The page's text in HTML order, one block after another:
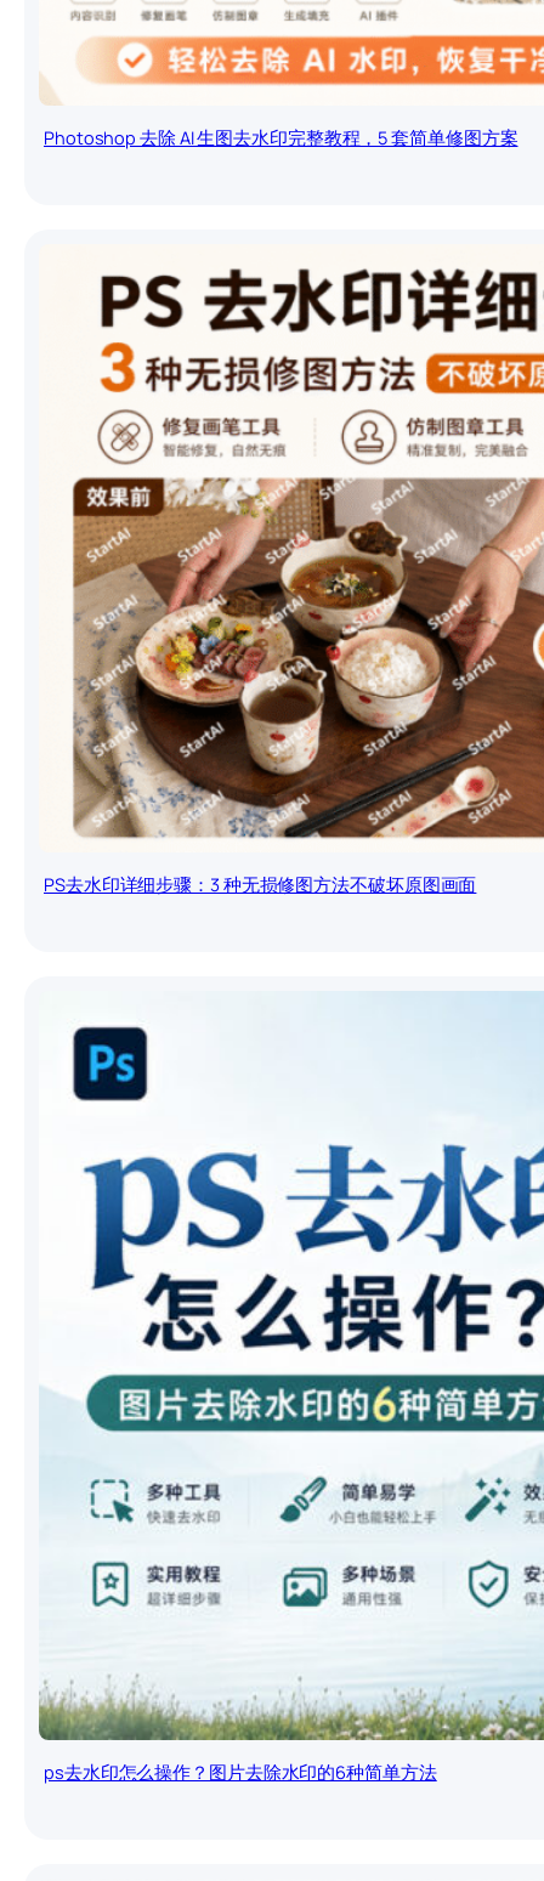
Photoshop 去除 AI 生图去水印完整教程，5 套简单修图方案
PS去水印详细步骤：3 种无损修图方法不破坏原图画面
ps去水印怎么操作？图片去除水印的6种简单方法